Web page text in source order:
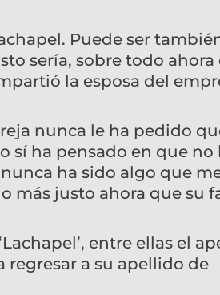
Puede ser
sería, sobre todo ahora
la esposa del
nunca le ha pedido
sí ha pensado en que no
ha sido algo que
más justo ahora que su
entre ellas el
regresar a su apellido de